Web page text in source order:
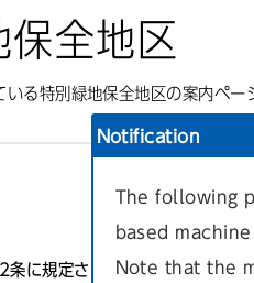
全地区
る特別緑地保全地区の案内ペー
に規定されており、都市計画
Notification
The following
based
Note that the